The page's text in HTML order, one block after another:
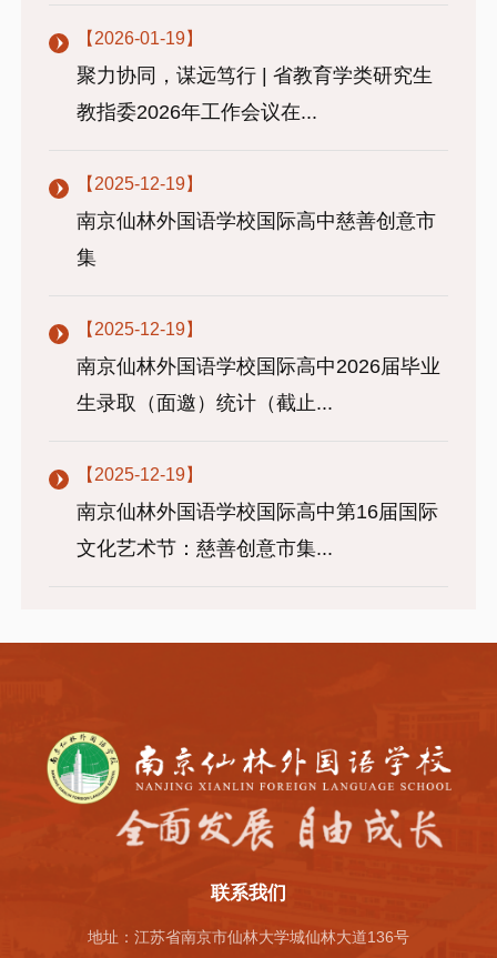
【2026-01-19】
聚力协同，谋远笃行 | 省教育学类研究生
教指委2026年工作会议在...
【2025-12-19】
南京仙林外国语学校国际高中慈善创意市
集
【2025-12-19】
南京仙林外国语学校国际高中2026届毕业
生录取（面邀）统计（截止...
【2025-12-19】
南京仙林外国语学校国际高中第16届国际
文化艺术节：慈善创意市集...
联系我们
地址：江苏省南京市仙林大学城仙林大道136号